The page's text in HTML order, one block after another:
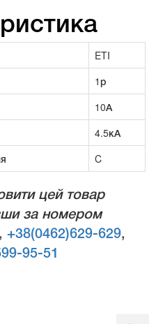
ETI
1р
10А
4.5кА
C
цей товар
за номером
+38(0462)629-629,
95-51